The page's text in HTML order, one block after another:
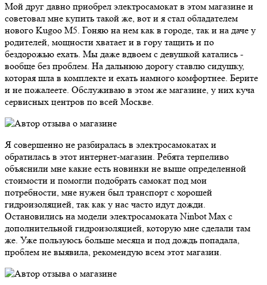
Мой друг давно приобрел электросамокат в этом магазине и
советовал мне купить такой же, вот и я стал обладателем
нового Kugoo M5. Гоняю на нем как в городе, так и на даче у
родителей, мощности хватает и в гору тащить и по
бездорожью ехать. Мы даже вдвоем с девушкой катались -
вообще без проблем. На дальнюю дорогу ставлю сидушку,
которая шла в комплекте и ехать намного комфортнее. Берите
и не пожалеете. Обслуживаю в этом же магазине, у них куча
сервисных центров по всей Москве.
Я совершенно не разбиралась в электросамокатах и
обратилась в этот интернет-магазин. Ребята терпеливо
объяснили мне какие есть новинки не выше определенной
стоимости и помогли подобрать самокат под мои
потребности, мне нужен был транспорт с хорошей
гидроизоляцией, так как у нас часто идут дожди.
Остановились на модели электросамоката Ninbot Max с
дополнительной гидроизоляцией, которую мне сделали там
же. Уже пользуюсь больше месяца и под дождь попадала,
проблем не выявила, рекомендую всем этот магазин.